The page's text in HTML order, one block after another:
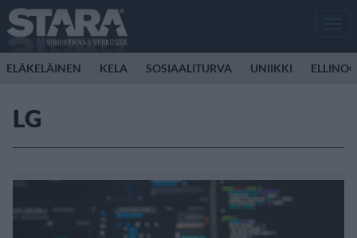
ELÄKELÄINEN KELA SOSIAALITURVA UNIIKKI
LG